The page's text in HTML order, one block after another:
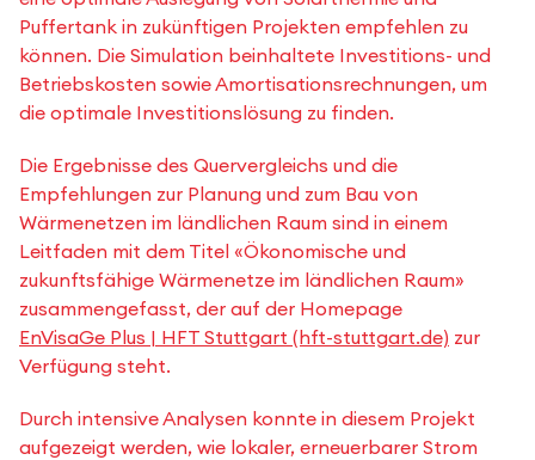
Puffertank in zukünftigen Projekten empfehlen zu
können. Die Simulation beinhaltete Investitions- und
Betriebskosten sowie Amortisationsrechnungen, um
die optimale Investitionslösung zu finden.
Die Ergebnisse des Quervergleichs und die
Empfehlungen zur Planung und zum Bau von
Wärmenetzen im ländlichen Raum sind in einem
Leitfaden mit dem Titel «Ökonomische und
zukunftsfähige Wärmenetze im ländlichen Raum»
zusammengefasst, der auf der Homepage
EnVisaGe Plus | HFT Stuttgart (hft-stuttgart.de) zur
Verfügung steht.
Durch intensive Analysen konnte in diesem Projekt
aufgezeigt werden, wie lokaler, erneuerbarer Strom